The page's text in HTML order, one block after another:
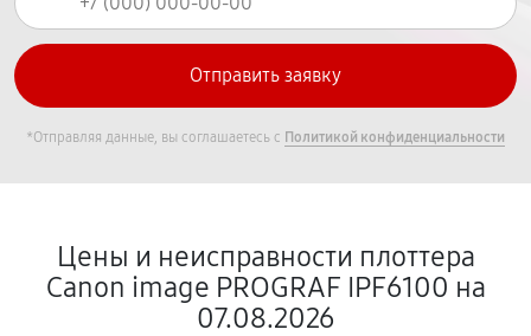
*Отправляя данные, вы соглашаетесь с Политикой конфиденциальности
Цены и неисправности плоттера
Canon image PROGRAF IPF6100 на
07.08.2026